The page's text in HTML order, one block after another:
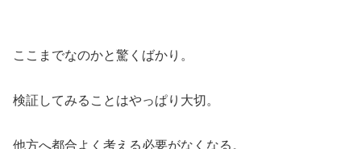
ここまでなのかと驚くばかり。
検証してみることはやっぱり大切。
他方へ都合よく考える必要がなくなる。